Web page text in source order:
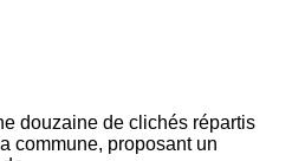
douzaine de clichés répartis
commune, proposant un